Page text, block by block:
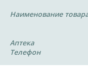
Наименование
Аптека
Телефон